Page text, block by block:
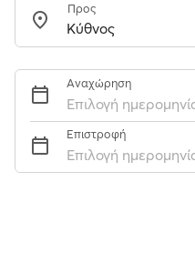
Προς
Αναχώρηση
Επιλογή
Επιστροφή
Επιλογή